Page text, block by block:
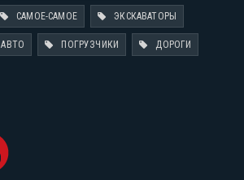
САМОЕ-САМОЕ ЭКСКАВАТОРЫ
АВТО ПОГРУЗЧИКИ ДОРОГИ